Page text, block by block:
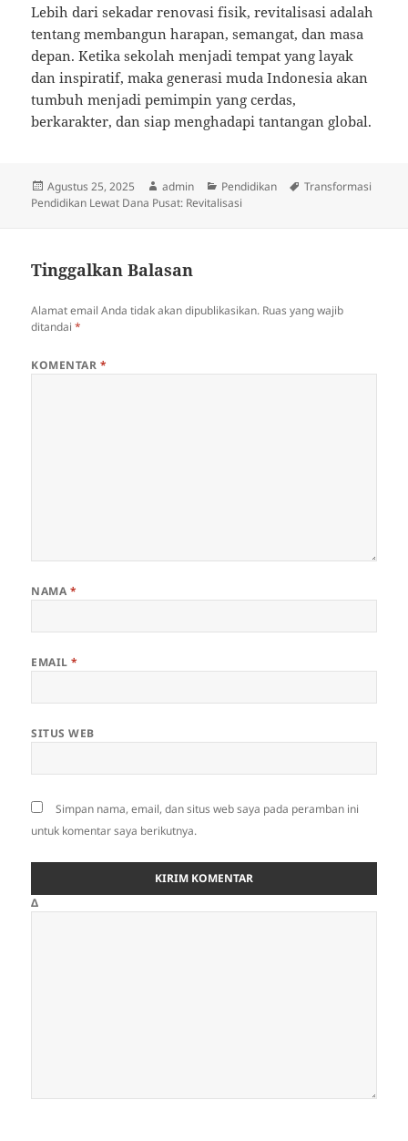
Lebih dari sekadar renovasi fisik, revitalisasi adalah
tentang membangun harapan, semangat, dan masa
depan. Ketika sekolah menjadi tempat yang layak
dan inspiratif, maka generasi muda Indonesia akan
tumbuh menjadi pemimpin yang cerdas,
berkarakter, dan siap menghadapi tantangan global.
Diposkan
pada
Agustus 25, 2025 Penulis
admin Kategori
Pendidikan Tag
Transformasi
Pendidikan Lewat Dana Pusat: Revitalisasi
Tinggalkan Balasan
Alamat email Anda tidak akan dipublikasikan. Ruas yang wajib
ditandai*
KOMENTAR *
NAMA *
EMAIL*
SITUS WEB
Simpan nama, email, dan situs web saya pada peramban ini
untuk komentar saya berikutnya.
Δ